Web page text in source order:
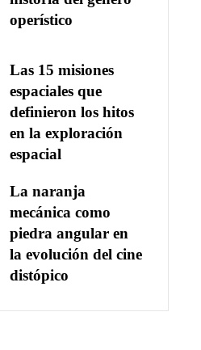
operístico
Las 15 misiones
espaciales que
definieron los hitos
en la exploración
espacial
La naranja
mecánica como
piedra angular en
la evolución del cine
distópico